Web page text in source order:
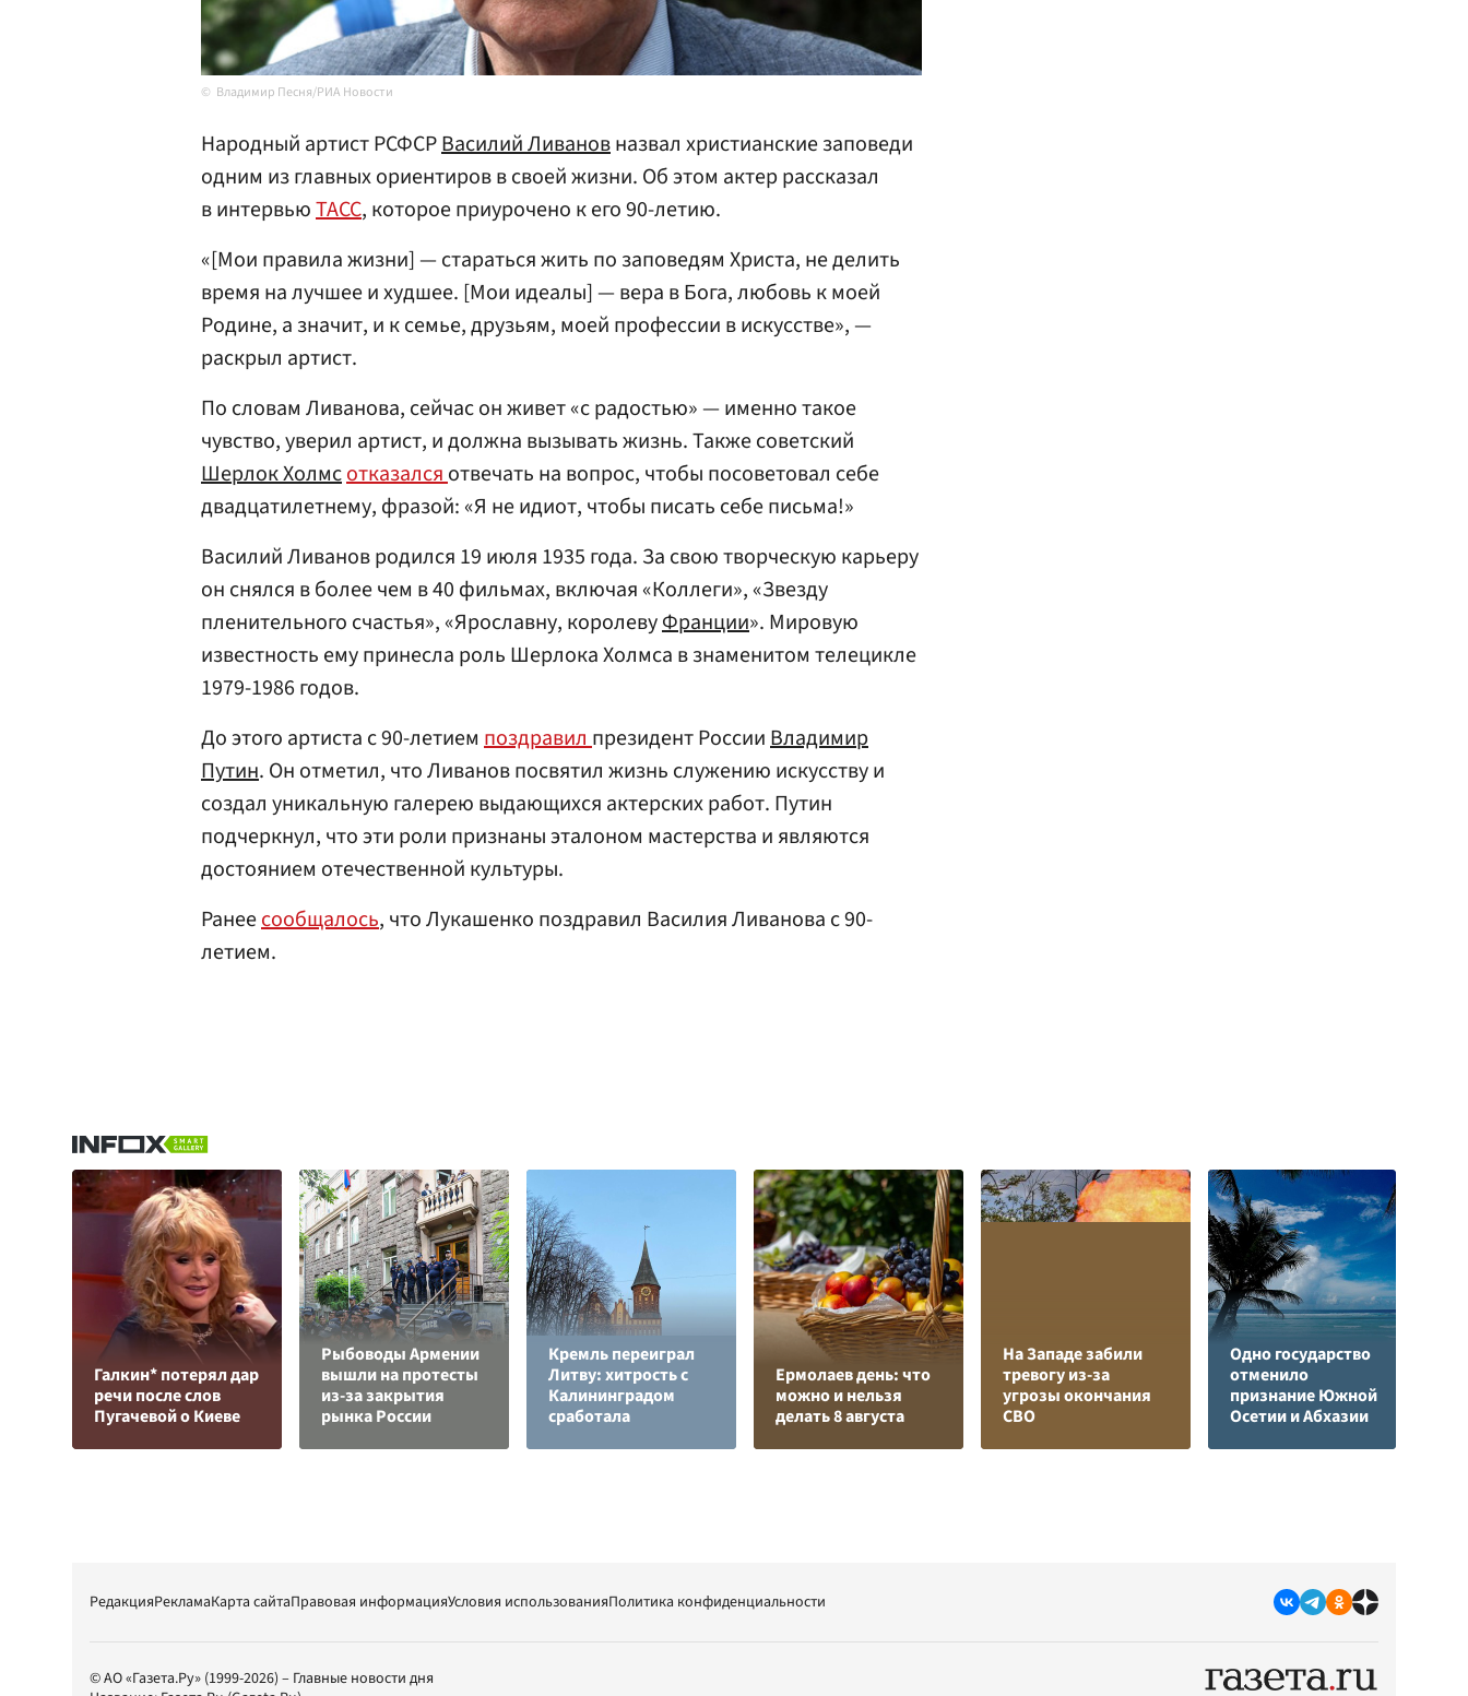
Владимир Песня/РИА Новости
Народный артист РСФСРВасилий Ливановназвал христианские заповеди
одним из главных ориентиров в своей жизни. Об этом актер рассказал
в интервьюТАСС, которое приурочено к его 90-летию.
«[Мои правила жизни] — стараться жить по заповедям Христа, не делить
время на лучшее и худшее. [Мои идеалы] — вера в Бога, любовь к моей
Родине, а значит, и к семье, друзьям, моей профессии в искусстве», —
раскрыл артист.
По словам Ливанова, сейчас он живет «с радостью» — именно такое
чувство, уверил артист, и должна вызывать жизнь. Также советский
Шерлок Холмсотказалсяотвечать на вопрос, чтобы посоветовал себе
двадцатилетнему, фразой: «Я не идиот, чтобы писать себе письма!»
Василий Ливанов родился 19 июля 1935 года. За свою творческую карьеру
он снялся в более чем в 40 фильмах, включая «Коллеги», «Звезду
пленительного счастья», «Ярославну, королевуФранции». Мировую
известность ему принесла роль Шерлока Холмса в знаменитом телецикле
1979-1986 годов.
До этого артиста с 90-летием поздравилпрезидент РоссииВладимир
Путин. Он отметил, что Ливанов посвятил жизнь служению искусству и
создал уникальную галерею выдающихся актерских работ. Путин
подчеркнул, что эти роли признаны эталоном мастерства и являются
достоянием отечественной культуры.
Ранеесообщалось, что Лукашенко поздравил Василия Ливанова с 90-
летием.
Галкин* потерял дар
речи после слов
Пугачевой о Киеве
Рыбоводы Армении
вышли на протесты
из-за закрытия
рынка России
Кремль переиграл
Литву: хитрость с
Калининградом
сработала
Ермолаев день: что
можно и нельзя
делать 8 августа
На Западе забили
тревогу из-за
угрозы окончания
СВО
Одно государство
отменило
признание Южной
Осетии и Абхазии
РедакцияРекламаКарта сайтаПравовая информацияУсловия использованияПолитика конфиденциальности
© АО «Газета.Ру» (1999-2026) – Главные новости дня